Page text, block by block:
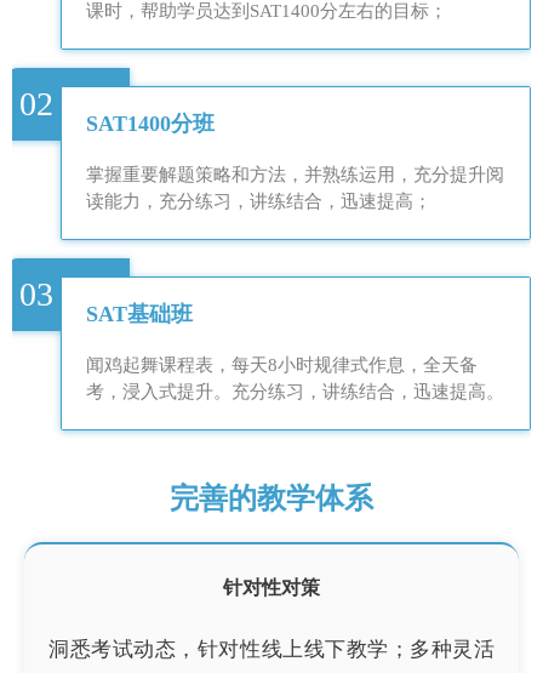
课时，帮助学员达到SAT1400分左右的目标；
02
SAT1400分班
掌握重要解题策略和方法，并熟练运用，充分提升阅
读能力，充分练习，讲练结合，迅速提高；
03
SAT基础班
闻鸡起舞课程表，每天8小时规律式作息，全天备
考，浸入式提升。充分练习，讲练结合，迅速提高。
完善的教学体系
针对性对策
洞悉考试动态，针对性线上线下教学；多种灵活